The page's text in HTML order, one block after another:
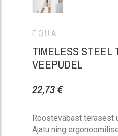
EQUA
TIMELESS STEEL
VEEPUDEL
22,73 €
Roostevabast terasest
Ajatu ning